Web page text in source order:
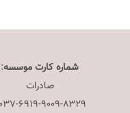
شماره کارت موسسه:
صادرات
۶۰۳۷-۶۹۱۹-۹۰۰۹-